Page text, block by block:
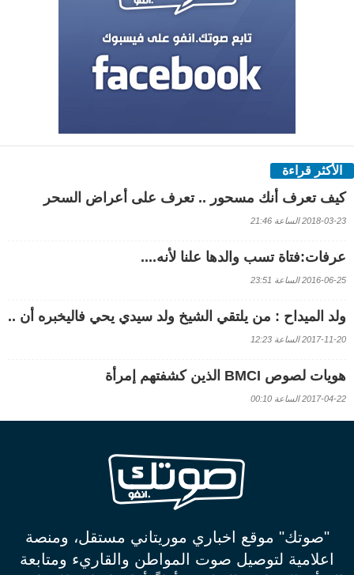
الأكثر قراءة
كيف تعرف أنك مسحور .. تعرف على أعراض السحر
2018-03-23 الساعة 21:46
عرفات:فتاة تسب والدها علنا لأنه....
2016-06-25 الساعة 23:51
ولد الميداح : من يلتقي الشيخ ولد سيدي يحي فاليخبره أن ..
2017-11-20 الساعة 12:23
هويات لصوص BMCI الذين كشفتهم إمرأة
2017-04-22 الساعة 00:10
"صوتك" موقع اخباري موريتاني مستقل، ومنصة
اعلامية لتوصيل صوت المواطن والقاريء ومتابعة